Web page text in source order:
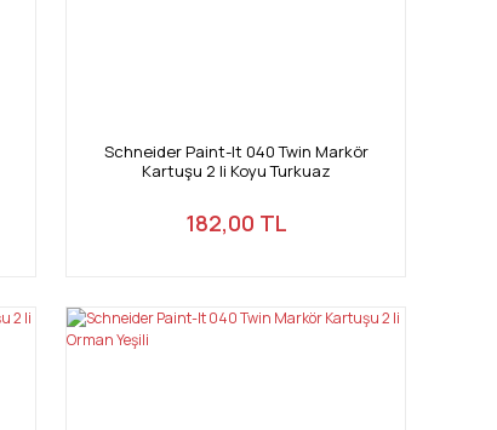
Schneider Paint-It 040 Twin Markör
Kartuşu 2 li Koyu Turkuaz
182,00 TL